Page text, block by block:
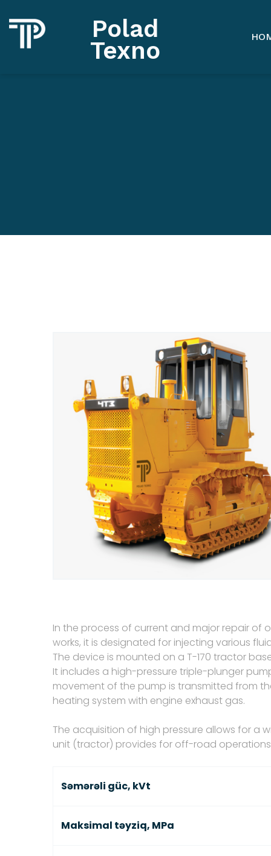
Polad
Texno
In the process of current and major repair of
works, it is designated for injecting various
The device is mounted on a T-170 tractor
It includes a high-pressure triple-plunger
movement of the pump is transmitted from
heating system with engine exhaust gas.
The acquisition of high pressure allows for a
unit (tractor) provides for off-road
Səmərəli güc, kVt
Maksimal təyziq, MPa